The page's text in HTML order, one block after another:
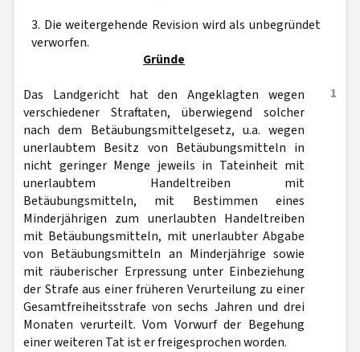
3. Die weitergehende Revision wird als unbegründet
verworfen.
Gründe
1
Das Landgericht hat den Angeklagten wegen
verschiedener Straftaten, überwiegend solcher
nach dem Betäubungsmittelgesetz, u.a. wegen
unerlaubtem Besitz von Betäubungsmitteln in
nicht geringer Menge jeweils in Tateinheit mit
unerlaubtem Handeltreiben mit
Betäubungsmitteln, mit Bestimmen eines
Minderjährigen zum unerlaubten Handeltreiben
mit Betäubungsmitteln, mit unerlaubter Abgabe
von Betäubungsmitteln an Minderjährige sowie
mit räuberischer Erpressung unter Einbeziehung
der Strafe aus einer früheren Verurteilung zu einer
Gesamtfreiheitsstrafe von sechs Jahren und drei
Monaten verurteilt. Vom Vorwurf der Begehung
einer weiteren Tat ist er freigesprochen worden.